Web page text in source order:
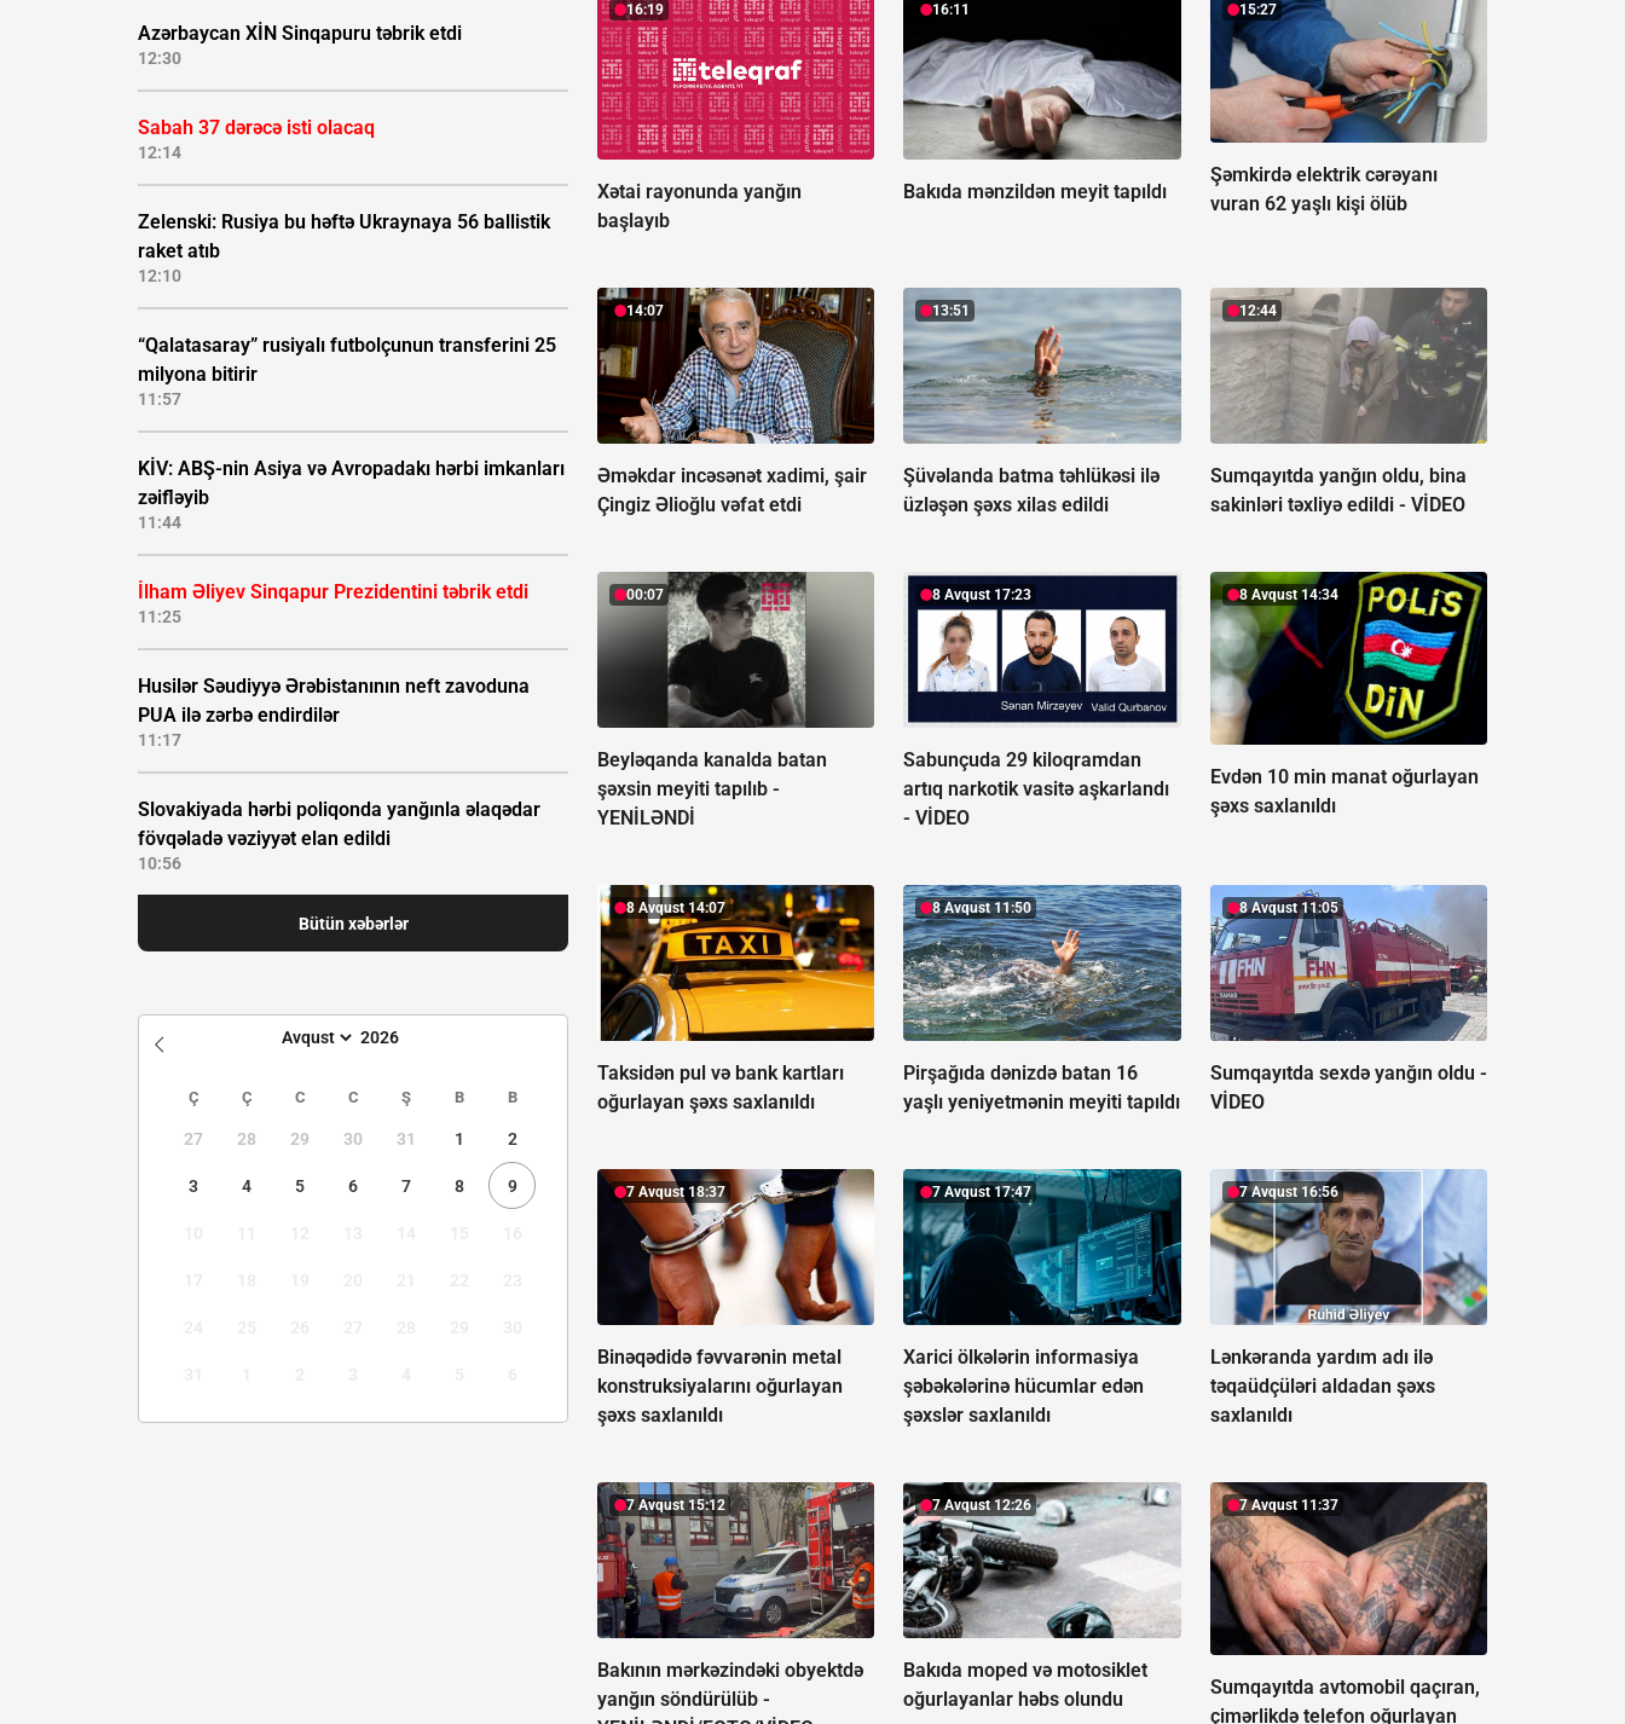
Azərbaycan XİN Sinqapuru təbrik etdi
12:30
Sabah 37 dərəcə isti olacaq
12:14
Zelenski: Rusiya bu həftə Ukraynaya 56 ballistik
raket atıb
12:10
“Qalatasaray” rusiyalı futbolçunun transferini 25
milyona bitirir
11:57
KİV: ABŞ-nin Asiya və Avropadakı hərbi imkanları
zəifləyib
11:44
İlham Əliyev Sinqapur Prezidentini təbrik etdi
11:25
Husilər Səudiyyə Ərəbistanının neft zavoduna
PUA ilə zərbə endirdilər
11:17
Slovakiyada hərbi poliqonda yanğınla əlaqədar
fövqəladə vəziyyət elan edildi
10:56
Bütün xəbərlər
Ç Ç C C Ş B B
27 28 29 30 31 1 2
3 4 5 6 7 8 9
16:19
Xətai rayonunda yanğın
başlayıb
16:11
Bakıda mənzildən meyit tapıldı
15:27
Şəmkirdə elektrik cərəyanı
vuran 62 yaşlı kişi ölüb
14:07
Əməkdar incəsənət xadimi, şair
Çingiz Əlioğlu vəfat etdi
13:51
Şüvəlanda batma təhlükəsi ilə
üzləşən şəxs xilas edildi
12:44
Sumqayıtda yanğın oldu, bina
sakinləri təxliyə edildi - VİDEO
00:07
Beyləqanda kanalda batan
şəxsin meyiti tapılıb -
YENİLƏNDİ
8 Avqust 17:23
Sabunçuda 29 kiloqramdan
artıq narkotik vasitə aşkarlandı
-VİDEO
8 Avqust 14:34
Evdən 10 min manat oğurlayan
şəxs saxlanıldı
8 Avqust 14:07
Taksidən pul və bank kartları
oğurlayan şəxs saxlanıldı
8 Avqust 11:50
Pirşağıda dənizdə batan 16
yaşlı yeniyetmənin meyiti tapıldı
8 Avqust 11:05
Sumqayıtda sexdə yanğın oldu -
VİDEO
7 Avqust 18:37
Binəqədidə fəvvarənin metal
konstruksiyalarını oğurlayan
şəxs saxlanıldı
7 Avqust 17:47
Xarici ölkələrin informasiya
şəbəkələrinə hücumlar edən
şəxslər saxlanıldı
7 Avqust 16:56
Lənkəranda yardım adı ilə
təqaüdçüləri aldadan şəxs
saxlanıldı
7 Avqust 15:12
Bakının mərkəzindəki obyektdə
yanğın söndürülüb -
7 Avqust 12:26
Bakıda moped və motosiklet
oğurlayanlar həbs olundu
7 Avqust 11:37
Sumqayıtda avtomobil qaçıran,
çimərlikdə telefon oğurlayan